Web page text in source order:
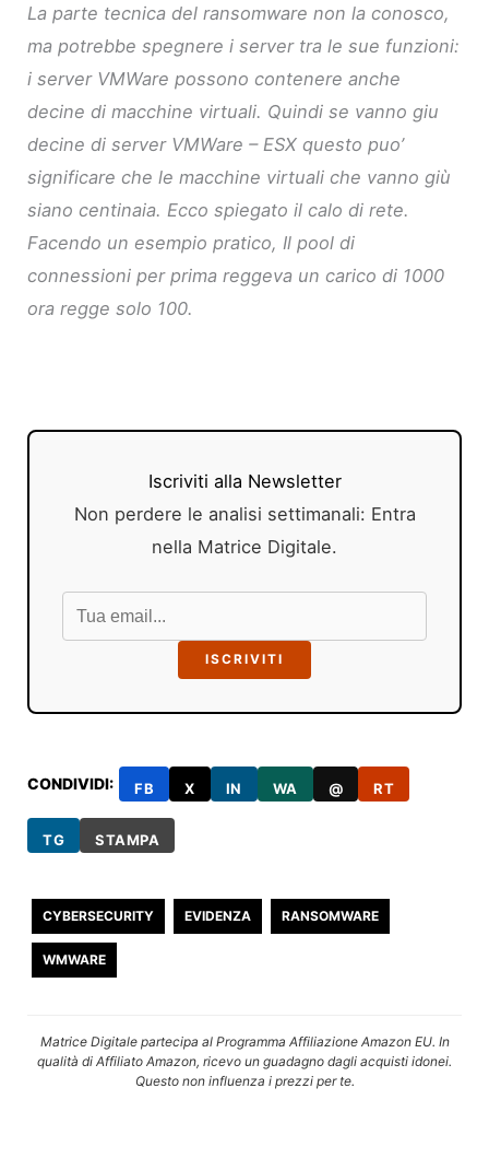
La parte tecnica del ransomware non la conosco,
ma potrebbe spegnere i server tra le sue funzioni:
i server VMWare possono contenere anche
decine di macchine virtuali. Quindi se vanno giu
decine di server VMWare – ESX questo puo’
significare che le macchine virtuali che vanno giù
siano centinaia. Ecco spiegato il calo di rete.
Facendo un esempio pratico, Il pool di
connessioni per prima reggeva un carico di 1000
ora regge solo 100.
Iscriviti alla Newsletter
Non perdere le analisi settimanali: Entra
nella Matrice Digitale.
ISCRIVITI
CONDIVIDI: FB X IN WA @ RT
TG STAMPA
CYBERSECURITY EVIDENZA RANSOMWARE
WMWARE
Matrice Digitale partecipa al Programma Affiliazione Amazon EU. In
qualità di Affiliato Amazon, ricevo un guadagno dagli acquisti idonei.
Questo non influenza i prezzi per te.